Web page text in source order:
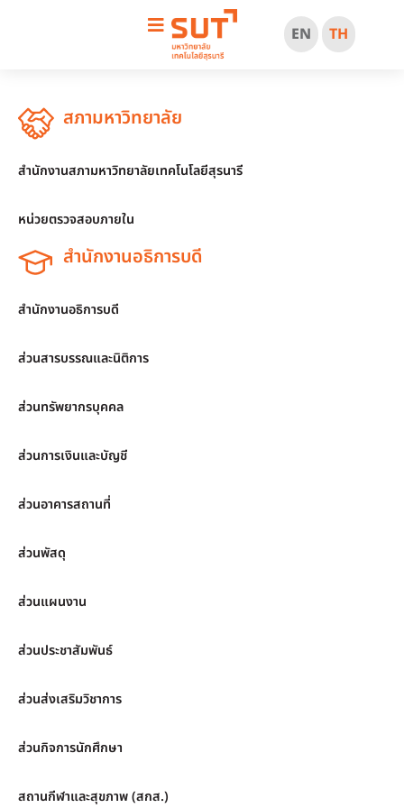
EN TH
สภามหาวิทยาลัย
สำนักงานสภามหาวิทยาลัยเทคโนโลยีสุรนารี
หน่วยตรวจสอบภายใน
สำนักงานอธิการบดี
สำนักงานอธิการบดี
ส่วนสารบรรณและนิติการ
ส่วนทรัพยากรบุคคล
ส่วนการเงินและบัญชี
ส่วนอาคารสถานที่
ส่วนพัสดุ
ส่วนแผนงาน
ส่วนประชาสัมพันธ์
ส่วนส่งเสริมวิชาการ
ส่วนกิจการนักศึกษา
สถานกีฬาและสุขภาพ (สกส.)